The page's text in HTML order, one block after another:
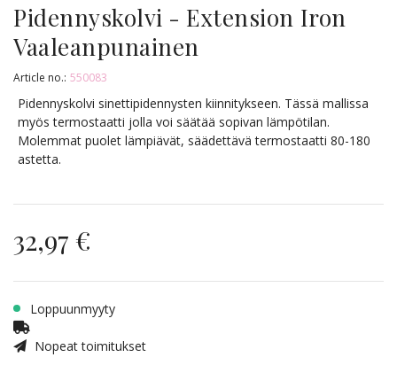
Pidennyskolvi - Extension Iron
Vaaleanpunainen
Article no.: 550083
Pidennyskolvi sinettipidennysten kiinnitykseen. Tässä mallissa
myös termostaatti jolla voi säätää sopivan lämpötilan.
Molemmat puolet lämpiävät, säädettävä termostaatti 80-180
astetta.
32,97 €
Loppuunmyyty
Nopeat toimitukset